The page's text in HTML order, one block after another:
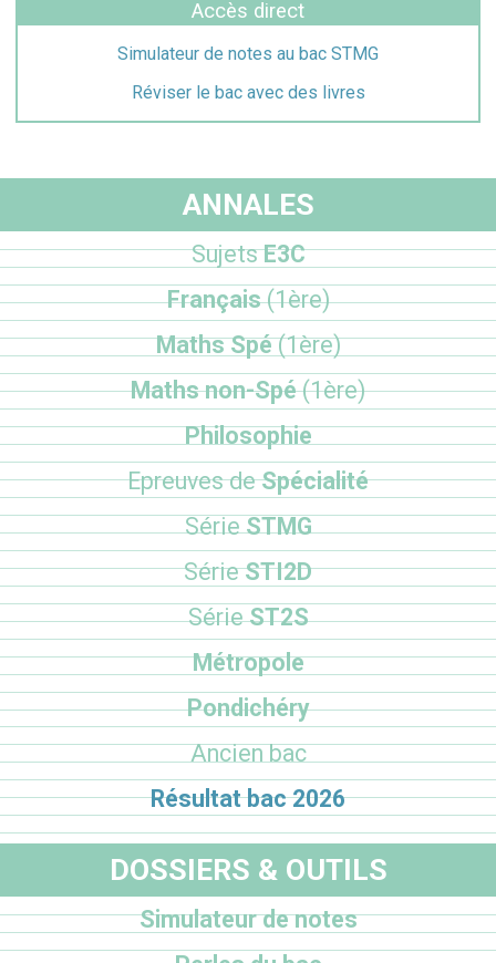
Accès direct
Simulateur de notes au bac STMG
Réviser le bac avec des livres
ANNALES
SujetsE3C
Français(1ère)
Maths Spé(1ère)
Maths non-Spé(1ère)
Philosophie
Epreuves deSpécialité
SérieSTMG
SérieSTI2D
SérieST2S
Métropole
Pondichéry
Ancien bac
Résultat bac 2026
DOSSIERS & OUTILS
Simulateur de notes